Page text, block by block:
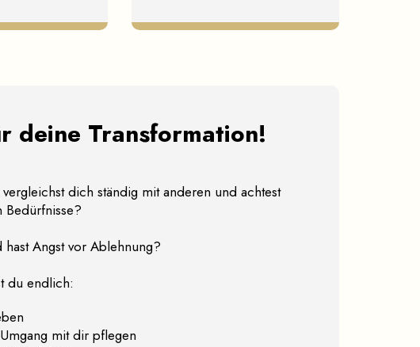
deine Transformation!
dich ständig mit anderen und achtest
Bedürfnisse?
hast Angst vor Ablehnung?
du endlich:
mit dir pflegen